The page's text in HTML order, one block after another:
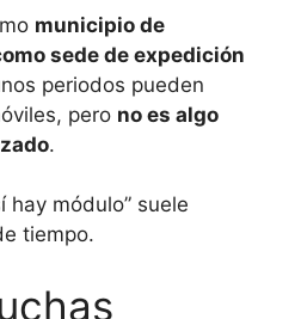
municipio de
sede de expedición
periodos pueden
pero no es algo
.
hay módulo” suele
tiempo.